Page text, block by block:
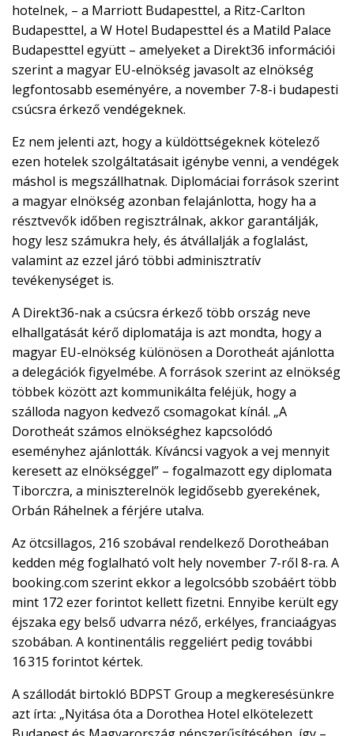
hotelnek, – a Marriott Budapesttel, a Ritz-Carlton
Budapesttel, a W Hotel Budapesttel és a Matild Palace
Budapesttel együtt – amelyeket a Direkt36 információi
szerint a magyar EU-elnökség javasolt az elnökség
legfontosabb eseményére, a november 7-8-i budapesti
csúcsra érkező vendégeknek.
Ez nem jelenti azt, hogy a küldöttségeknek kötelező
ezen hotelek szolgáltatásait igénybe venni, a vendégek
máshol is megszállhatnak. Diplomáciai források szerint
a magyar elnökség azonban felajánlotta, hogy ha a
résztvevők időben regisztrálnak, akkor garantálják,
hogy lesz számukra hely, és átvállalják a foglalást,
valamint az ezzel járó többi adminisztratív
tevékenységet is.
A Direkt36-nak a csúcsra érkező több ország neve
elhallgatását kérő diplomatája is azt mondta, hogy a
magyar EU-elnökség különösen a Dorotheát ajánlotta
a delegációk figyelmébe. A források szerint az elnökség
többek között azt kommunikálta feléjük, hogy a
szálloda nagyon kedvező csomagokat kínál. „A
Dorotheát számos elnökséghez kapcsolódó
eseményhez ajánlották. Kíváncsi vagyok a vej mennyit
keresett az elnökséggel” – fogalmazott egy diplomata
Tiborczra, a miniszterelnök legidősebb gyerekének,
Orbán Ráhelnek a férjére utalva.
Az ötcsillagos, 216 szobával rendelkező Dorotheában
kedden még foglalható volt hely november 7-ről 8-ra. A
booking.com szerint ekkor a legolcsóbb szobáért több
mint 172 ezer forintot kellett fizetni. Ennyibe került egy
éjszaka egy belső udvarra néző, erkélyes, franciaágyas
szobában. A kontinentális reggeliért pedig további
16 315 forintot kértek.
A szállodát birtokló BDPST Group a megkeresésünkre
azt írta: „Nyitása óta a Dorothea Hotel elkötelezett